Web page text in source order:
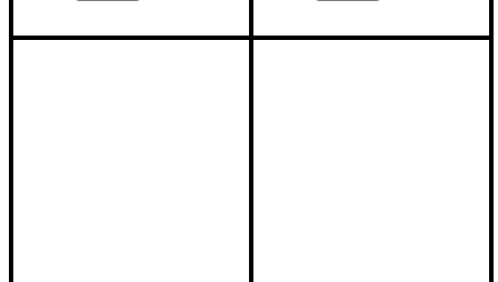
Ширина: 60 см
Ширина: 70 см